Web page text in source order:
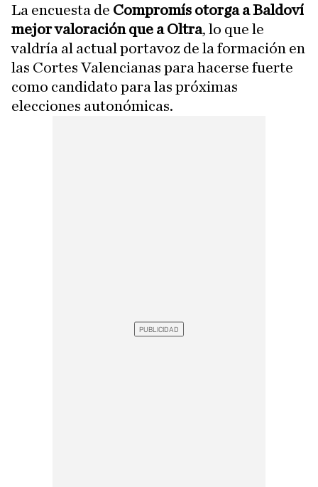
La encuesta de Compromís otorga a Baldoví
mejor valoración que a Oltra, lo que le
valdría al actual portavoz de la formación en
las Cortes Valencianas para hacerse fuerte
como candidato para las próximas
elecciones autonómicas.